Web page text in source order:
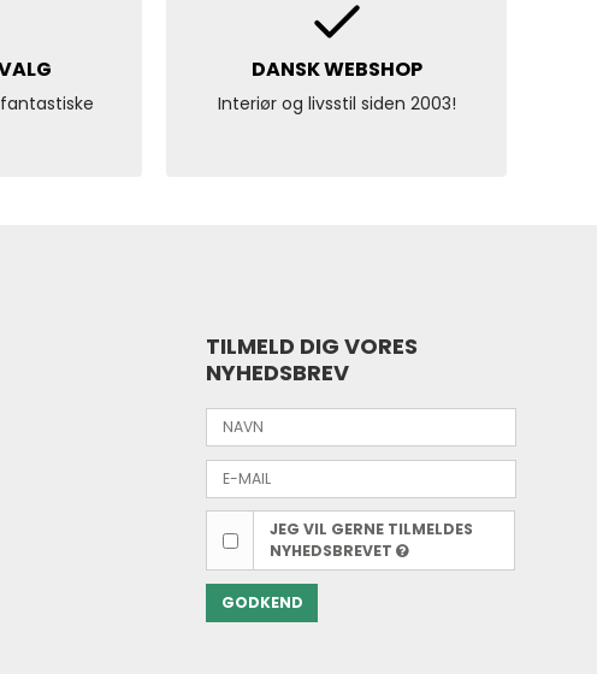
DANSK WEBSHOP
Interiør og livsstil siden 2003!
TILMELD DIG VORES
NYHEDSBREV
JEG VIL GERNE TILMELDES
NYHEDSBREVET
GODKEND